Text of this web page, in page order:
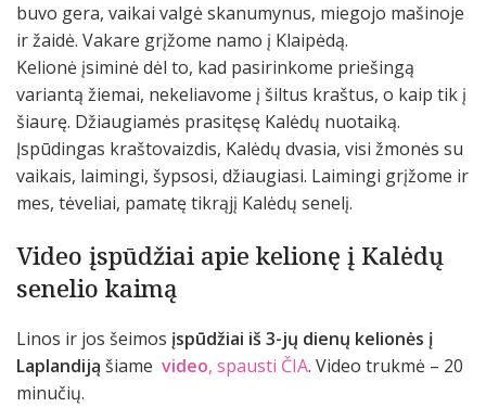
buvo gera, vaikai valgė skanumynus, miegojo mašinoje
ir žaidė. Vakare grįžome namo į Klaipėdą.
Kelionė įsiminė dėl to, kad pasirinkome priešingą
variantą žiemai, nekeliavome į šiltus kraštus, o kaip tik į
šiaurę. Džiaugiamės prasitęsę Kalėdų nuotaiką.
Įspūdingas kraštovaizdis, Kalėdų dvasia, visi žmonės su
vaikais, laimingi, šypsosi, džiaugiasi. Laimingi grįžome ir
mes, tėveliai, pamatę tikrąjį Kalėdų senelį.
Video įspūdžiai apie kelionę į Kalėdų
senelio kaimą
Linos ir jos šeimos įspūdžiai iš 3-jų dienų kelionės į
Laplandiją šiame video, spausti ČIA. Video trukmė – 20
minučių.